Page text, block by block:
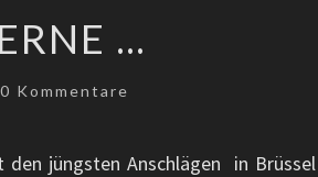
…
Kommentare
0 Kommentare
jüngsten Anschlägen in Brüssel